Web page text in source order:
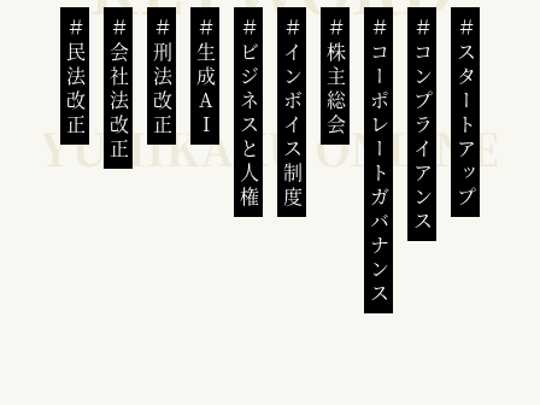
民法改正 会社法改正 刑法改正 生成AI ビジネスと人権インボイス制度 株主総会 コーポレートガバナンスコンプライアンススタートアップ